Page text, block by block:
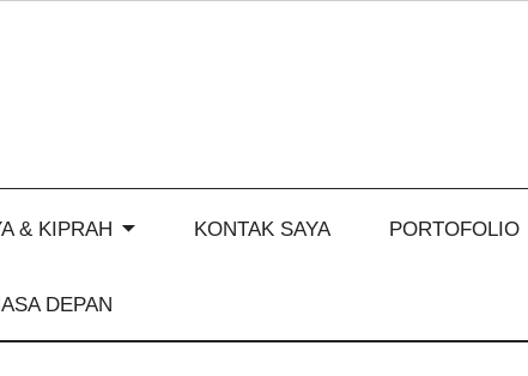
& KIPRAH KONTAK SAYA PORTOFOLIO
DEPAN